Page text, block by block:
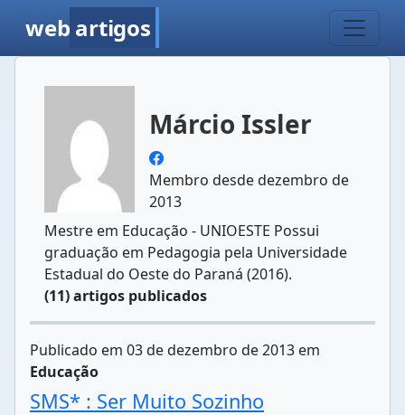
web artigos
Márcio Issler
Membro desde dezembro de
2013
Mestre em Educação - UNIOESTE Possui
graduação em Pedagogia pela Universidade
Estadual do Oeste do Paraná (2016).
(11) artigos publicados
Publicado em 03 de dezembro de 2013 em
Educação
SMS* : Ser Muito Sozinho